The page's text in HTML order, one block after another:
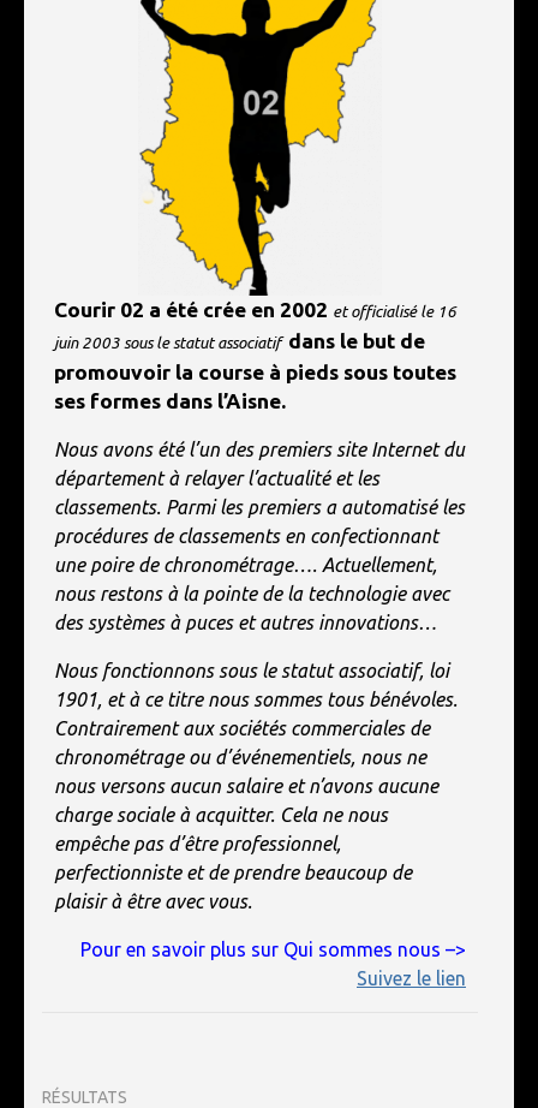
Courir 02 a été crée en 2002 et officialisé le 16
juin 2003 sous le statut associatif dans le but de
promouvoir la course à pieds sous toutes
ses formes dans l’Aisne.
Nous avons été l’un des premiers site Internet du
département à relayer l’actualité et les
classements. Parmi les premiers a automatisé les
procédures de classements en confectionnant
une poire de chronométrage…. Actuellement,
nous restons à la pointe de la technologie avec
des systèmes à puces et autres innovations…
Nous fonctionnons sous le statut associatif, loi
1901, et à ce titre nous sommes tous bénévoles.
Contrairement aux sociétés commerciales de
chronométrage ou d’événementiels, nous ne
nous versons aucun salaire et n’avons aucune
charge sociale à acquitter. Cela ne nous
empêche pas d’être professionnel,
perfectionniste et de prendre beaucoup de
plaisir à être avec vous.
Pour en savoir plus sur Qui sommes nous –>
Suivez le lien
RÉSULTATS